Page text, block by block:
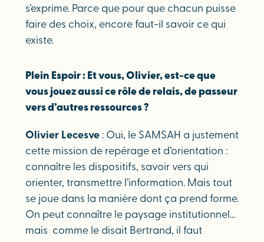
s’exprime. Parce que pour que chacun puisse
faire des choix, encore faut-il savoir ce qui
existe.
Plein Espoir : Et vous, Olivier, est-ce que
vous jouez aussi ce rôle de relais, de passeur
vers d’autres ressources ?
Olivier Lecesve : Oui, le SAMSAH a justement
cette mission de repérage et d’orientation :
connaître les dispositifs, savoir vers qui
orienter, transmettre l’information. Mais tout
se joue dans la manière dont ça prend forme.
On peut connaître le paysage institutionnel…
mais comme le disait Bertrand, il faut